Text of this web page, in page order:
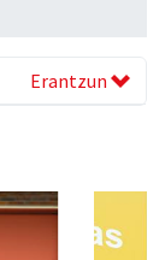
Erantzun